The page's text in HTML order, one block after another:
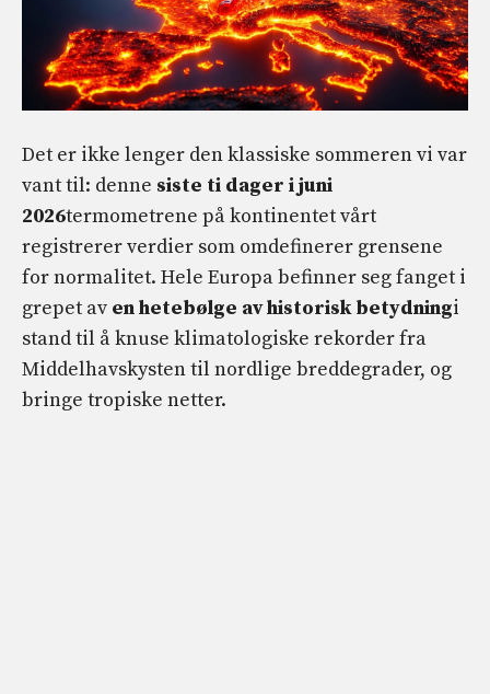
Det er ikke lenger den klassiske sommeren vi var
vant til: denne siste ti dager i juni
2026termometrene på kontinentet vårt
registrerer verdier som omdefinerer grensene
for normalitet. Hele Europa befinner seg fanget i
grepet av en hetebølge av historisk betydningi
stand til å knuse klimatologiske rekorder fra
Middelhavskysten til nordlige breddegrader, og
bringe tropiske netter.